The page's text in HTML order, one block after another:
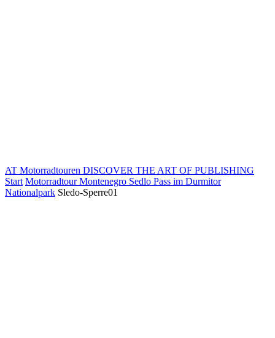
AT Motorradtouren DISCOVER THE ART OF PUBLISHING
Start Motorradtour Montenegro Sedlo Pass im Durmitor
Nationalpark Sledo-Sperre01